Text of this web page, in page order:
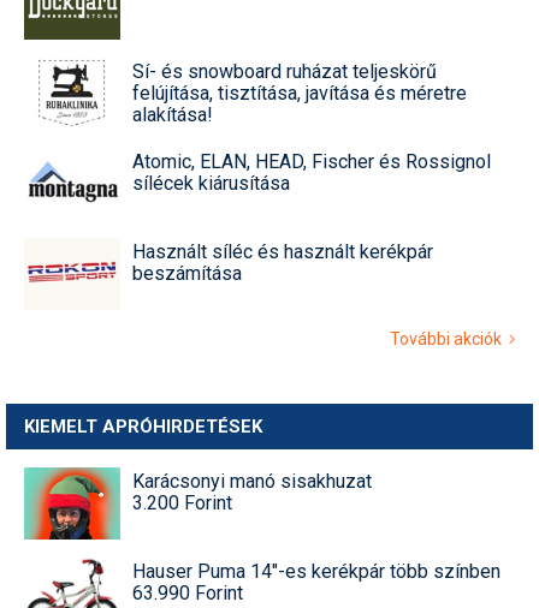
Sí- és snowboard ruházat teljeskörű
felújítása, tisztítása, javítása és méretre
alakítása!
Atomic, ELAN, HEAD, Fischer és Rossignol
sílécek kiárusítása
Használt síléc és használt kerékpár
beszámítása
További akciók
KIEMELT APRÓHIRDETÉSEK
Karácsonyi manó sisakhuzat
3.200 Forint
Hauser Puma 14"-es kerékpár több színben
63.990 Forint